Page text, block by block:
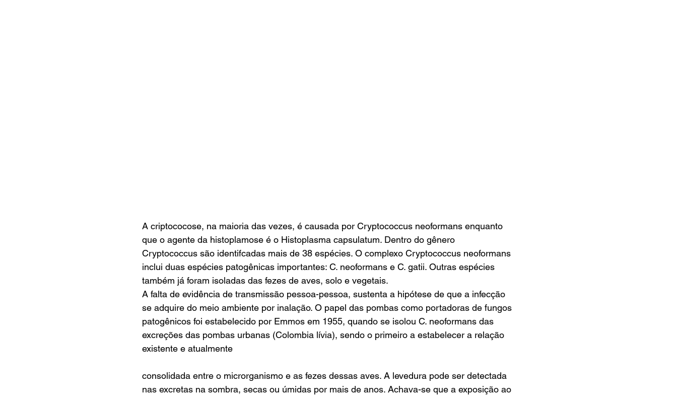
A criptococose, na maioria das vezes, é causada por Cryptococcus neoformans enquanto
que o agente da histoplamose é o Histoplasma capsulatum. Dentro do gênero
Cryptococcus são identifcadas mais de 38 espécies. O complexo Cryptococcus neoformans
inclui duas espécies patogênicas importantes: C. neoformans e C. gatii. Outras espécies
também já foram isoladas das fezes de aves, solo e vegetais.
A falta de evidência de transmissão pessoa-pessoa, sustenta a hipótese de que a infecção
se adquire do meio ambiente por inalação. O papel das pombas como portadoras de fungos
patogênicos foi estabelecido por Emmos em 1955, quando se isolou C. neoformans das
excreções das pombas urbanas (Colombia lívia), sendo o primeiro a estabelecer a relação
existente e atualmente
consolidada entre o microrganismo e as fezes dessas aves. A levedura pode ser detectada
nas excretas na sombra, secas ou úmidas por mais de anos. Achava-se que a exposição ao